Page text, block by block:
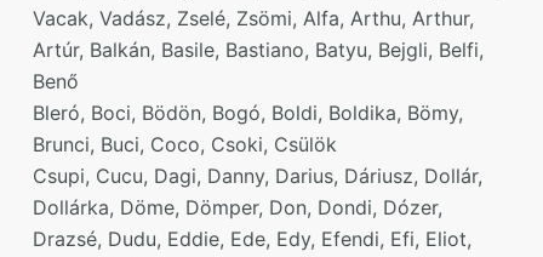
Vacak, Vadász, Zselé, Zsömi, Alfa, Arthu, Arthur,
Artúr, Balkán, Basile, Bastiano, Batyu, Bejgli, Belfi,
Benő
Bleró, Boci, Bödön, Bogó, Boldi, Boldika, Bömy,
Brunci, Buci, Coco, Csoki, Csülök
Csupi, Cucu, Dagi, Danny, Darius, Dáriusz, Dollár,
Dollárka, Döme, Dömper, Don, Dondi, Dózer,
Drazsé, Dudu, Eddie, Ede, Edy, Efendi, Efi, Eliot,